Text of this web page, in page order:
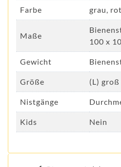
Farbe grau,
Maße
100 x
Gewicht
Größe (L) groß
Nistgänge
Kids Nein